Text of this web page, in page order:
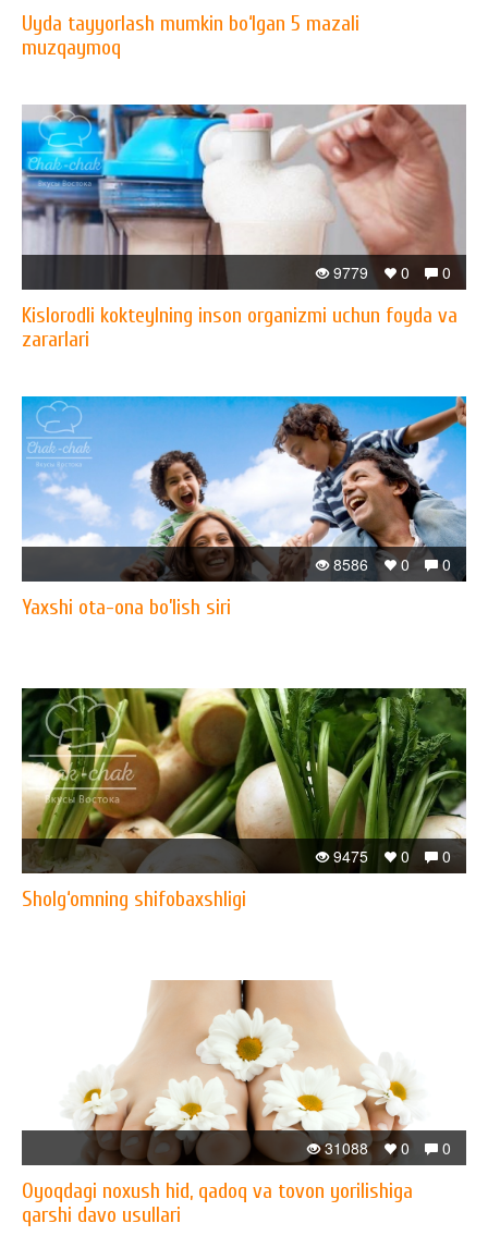
Uyda tayyorlash mumkin bo‘lgan 5 mazali
muzqaymoq
0
0
9779
Kislorodli kokteylning inson organizmi uchun foyda va
zararlari
0
0
8586
Yaxshi ota-ona bo’lish siri
0
0
9475
Sholg‘omning shifobaxshligi
0
0
31088
Oyoqdagi noxush hid, qadoq va tovon yorilishiga
qarshi davo usullari